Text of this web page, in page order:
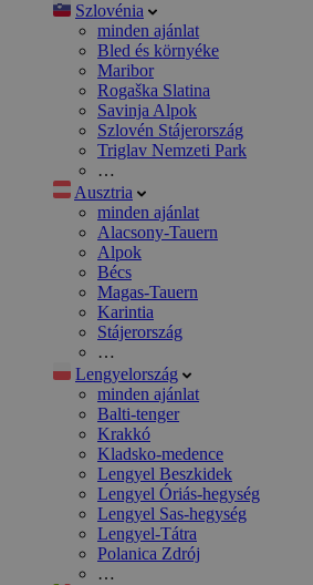
Szlovénia
minden ajánlat
Bled és környéke
Maribor
Rogaška Slatina
Savinja Alpok
Szlovén Stájerország
Triglav Nemzeti Park
…
Ausztria
minden ajánlat
Alacsony-Tauern
Alpok
Bécs
Magas-Tauern
Karintia
Stájerország
…
Lengyelország
minden ajánlat
Balti-tenger
Krakkó
Kladsko-medence
Lengyel Beszkidek
Lengyel Óriás-hegység
Lengyel Sas-hegység
Lengyel-Tátra
Polanica Zdrój
…